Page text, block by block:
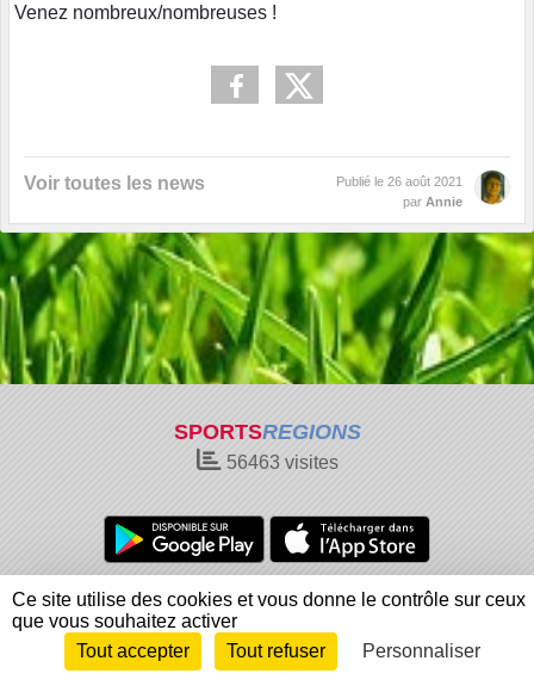
Venez nombreux/nombreuses !
Voir toutes les news Publié le 26 août 2021
par Annie
SPORTSREGIONS
56463visites
Charte cookies
Gestion des cookies
Informations légales
Signaler un contenu inapproprié
Envie de participer ?
Connexion
Ce site utilise des cookies et vous donne le contrôle sur ceux
que vous souhaitez activer
Tout accepter
Tout refuser Personnaliser